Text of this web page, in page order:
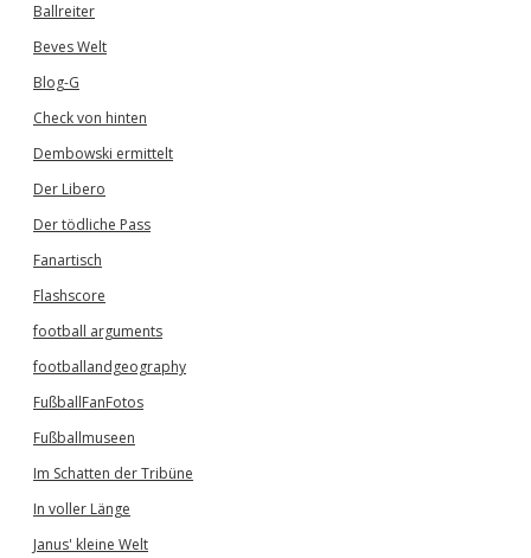
Ballreiter
Beves Welt
Blog-G
Check von hinten
Dembowski ermittelt
Der Libero
Der tödliche Pass
Fanartisch
Flashscore
football arguments
footballandgeography
FußballFanFotos
Fußballmuseen
Im Schatten der Tribüne
In voller Länge
Janus' kleine Welt